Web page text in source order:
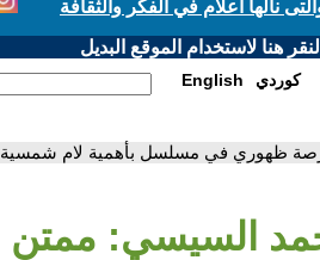
نالها أعلام في الفكر والثقافة
هنا لاستخدام الموقع البديل
English كوردي
ظهوري في مسلسل بأهمية لام شمسية
السيسي: ممتن